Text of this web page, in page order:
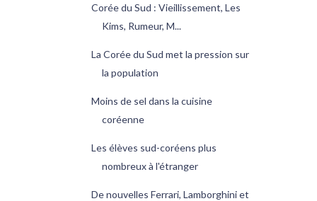
Corée du Sud : Vieillissement, Les
Kims, Rumeur, M...
La Corée du Sud met la pression sur
la population
Moins de sel dans la cuisine
coréenne
Les élèves sud-coréens plus
nombreux à l'étranger
De nouvelles Ferrari, Lamborghini et